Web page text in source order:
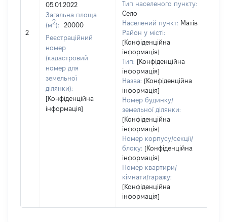
2
05.01.2022
Загальна площа
(м2):
20000
Реєстраційний
номер
(кадастровий
номер для
земельної
ділянки):
[Конфіденційна
інформація]
Тип населеного пункту:
Село
Населений пункт: Матів
Район у місті:
[Конфіденційна
інформація]
Тип: [Конфіденційна
інформація]
Назва: [Конфіденційна
інформація]
Номер будинку/
земельної ділянки:
[Конфіденційна
інформація]
Номер корпусу/секції/
блоку: [Конфіденційна
інформація]
Номер квартири/
кімнати/гаражу:
[Конфіденційна
інформація]